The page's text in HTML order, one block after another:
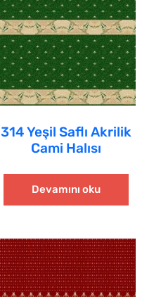
314 Yeşil Saflı Akrilik
Cami Halısı
Devamını oku